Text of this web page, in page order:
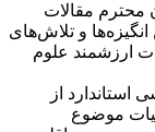
محترم مقالات
و تلاش‌های
ارزشمند علوم
از
موضوع